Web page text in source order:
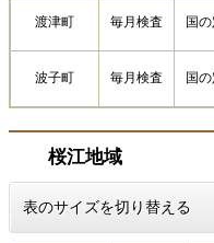
渡津町 毎月検査 国
波子町 毎月検査 国
桜江地域
表のサイズを切り替える